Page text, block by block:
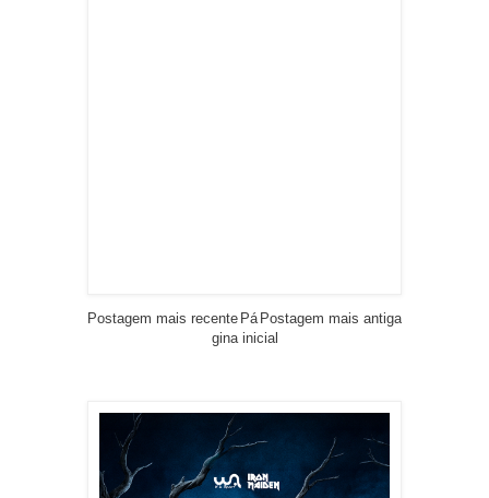
Postagem mais recente Postagem mais antiga
Pá
gina inicial